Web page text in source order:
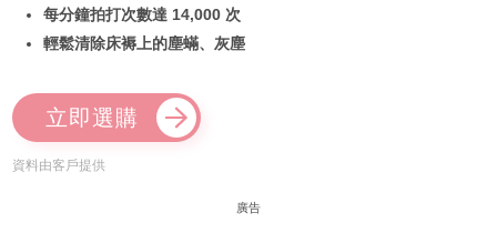
每分鐘拍打次數達 14,000 次
輕鬆清除床褥上的塵蟎、灰塵
立即選購
資料由客戶提供
廣告